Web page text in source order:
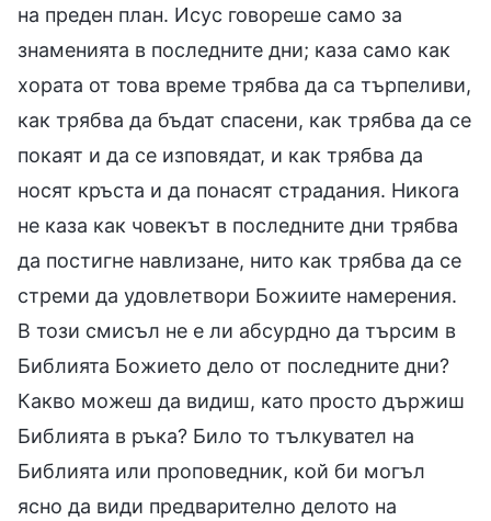
на преден план. Исус говореше само за
знаменията в последните дни; каза само как
хората от това време трябва да са търпеливи,
как трябва да бъдат спасени, как трябва да се
покаят и да се изповядат, и как трябва да
носят кръста и да понасят страдания. Никога
не каза как човекът в последните дни трябва
да постигне навлизане, нито как трябва да се
стреми да удовлетвори Божиите намерения.
В този смисъл не е ли абсурдно да търсим в
Библията Божието дело от последните дни?
Какво можеш да видиш, като просто държиш
Библията в ръка? Било то тълкувател на
Библията или проповедник, кой би могъл
ясно да види предварително делото на